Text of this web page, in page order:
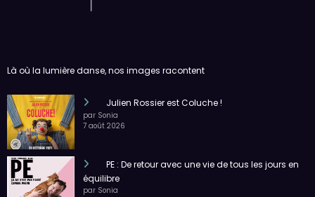
Là où la lumière danse, nos images racontent
Julien Rossier est Coluche !
par Sonia
7 août 2026
PE : De retour avec une vie de tous les jours en
équilibre
par Sonia